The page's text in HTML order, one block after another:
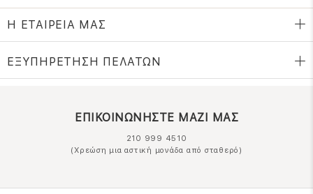
Η ΕΤΑΙΡΕΙΑ ΜΑΣ
ΕΞΥΠΗΡΕΤΗΣΗ ΠΕΛΑΤΩΝ
ΕΠΙΚΟΙΝΩΝΗΣΤΕ ΜΑΖΙ ΜΑΣ
210 999 4510
(Χρεώση μια αστική μονάδα από σταθερό)